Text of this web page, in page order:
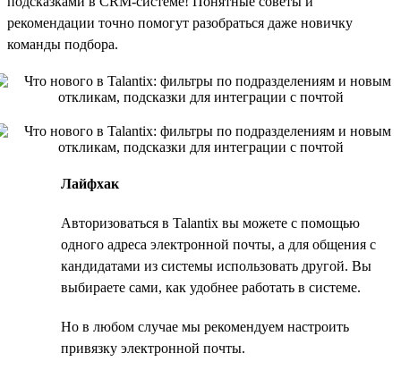
рекомендации точно помогут разобраться даже новичку
команды подбора.
Лайфхак
Авторизоваться в Talantix вы можете с помощью
одного адреса электронной почты, а для общения с
кандидатами из системы использовать другой. Вы
выбираете сами, как удобнее работать в системе.
Но в любом случае мы рекомендуем настроить
привязку электронной почты.